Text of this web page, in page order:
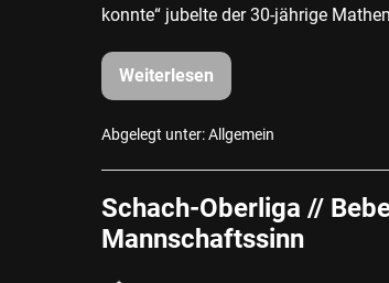
konnte“ jubelte der 30-jährige
Weiterlesen
Blitzschach
//
Braun
Meister
Abgelegt unter:Allgemein
Schach-Oberliga //
Mannschaftssinn